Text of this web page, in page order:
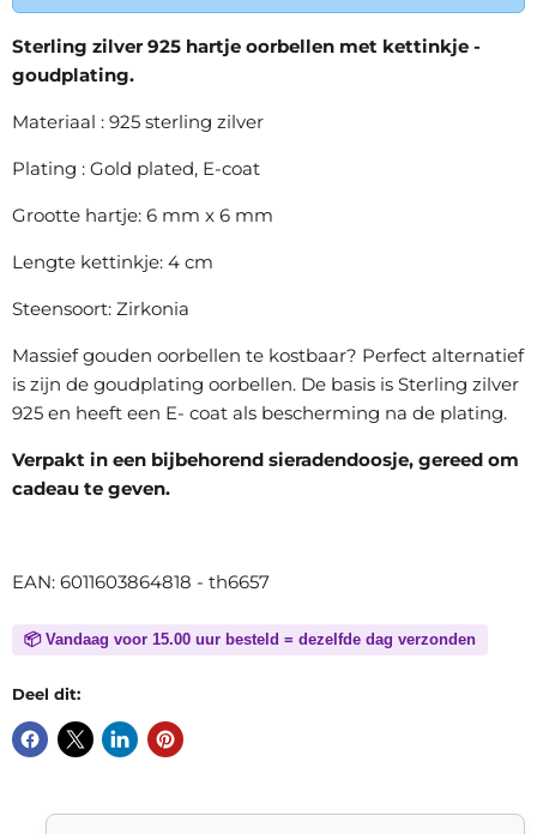
Sterling zilver 925 hartje oorbellen met kettinkje -
goudplating.
Materiaal : 925 sterling zilver
Plating : Gold plated, E-coat
Grootte hartje: 6 mm x 6 mm
Lengte kettinkje: 4 cm
Steensoort: Zirkonia
Massief gouden oorbellen te kostbaar? Perfect alternatief
is zijn de goudplating oorbellen. De basis is Sterling zilver
925 en heeft een E- coat als bescherming na de plating.
Verpakt in een bijbehorend sieradendoosje, gereed om
cadeau te geven.
EAN: 6011603864818 - th6657
📦 Vandaag voor 15.00 uur besteld = dezelfde dag verzonden
Deel dit: